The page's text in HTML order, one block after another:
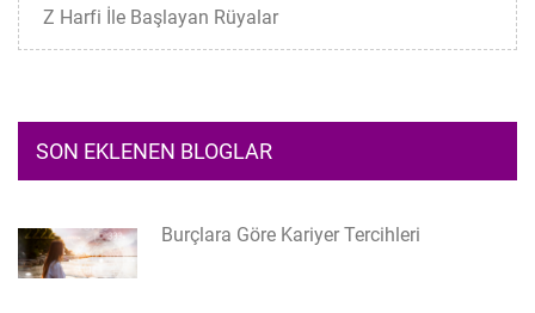
Z Harfi İle Başlayan Rüyalar
SON EKLENEN BLOGLAR
Burçlara Göre Kariyer Tercihleri